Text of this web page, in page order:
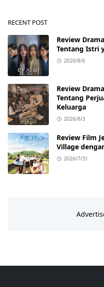
RECENT POST
Review
Tentang Istri
2026/8/6
Review
Tentang
Keluarga
2026/8/3
Review Film
Village
2026/7/31